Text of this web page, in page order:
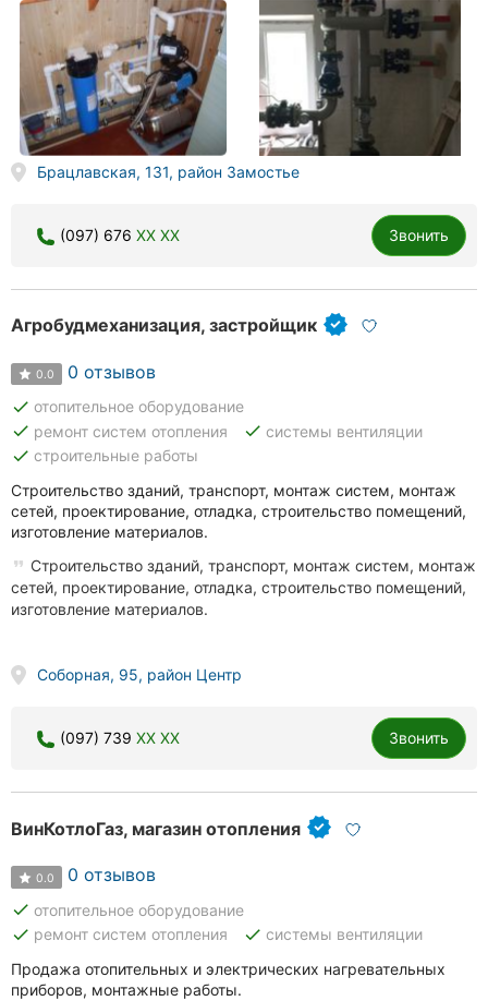
Брацлавская, 131, район Замостье
(097) 676 XX XX Звонить
Агробудмеханизация, застройщик
0.0 0 отзывов
done отопительное оборудование
done ремонт систем отопления done системы вентиляции
done строительные работы
Строительство зданий, транспорт, монтаж систем, монтаж
сетей, проектирование, отладка, строительство помещений,
изготовление материалов.
Строительство зданий, транспорт, монтаж систем, монтаж
сетей, проектирование, отладка, строительство помещений,
изготовление материалов.
Соборная, 95, район Центр
(097) 739 XX XX Звонить
ВинКотлоГаз, магазин отопления
0.0 0 отзывов
done отопительное оборудование
done ремонт систем отопления done системы вентиляции
Продажа отопительных и электрических нагревательных
приборов, монтажные работы.